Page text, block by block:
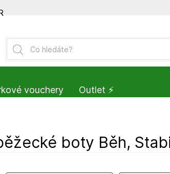
boty Běh,
vouchery Outlet ⚡️